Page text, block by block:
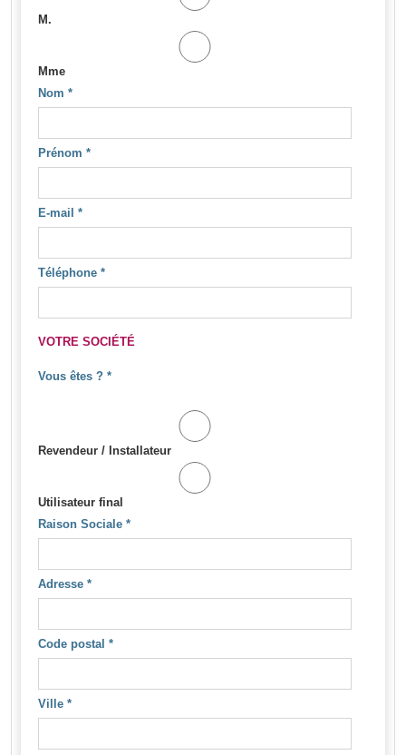
M.
Mme
Nom *
Prénom *
E-mail *
Téléphone *
VOTRE SOCIÉTÉ
Vous êtes ? *
Revendeur / Installateur
Utilisateur final
Raison Sociale *
Adresse *
Code postal *
Ville *